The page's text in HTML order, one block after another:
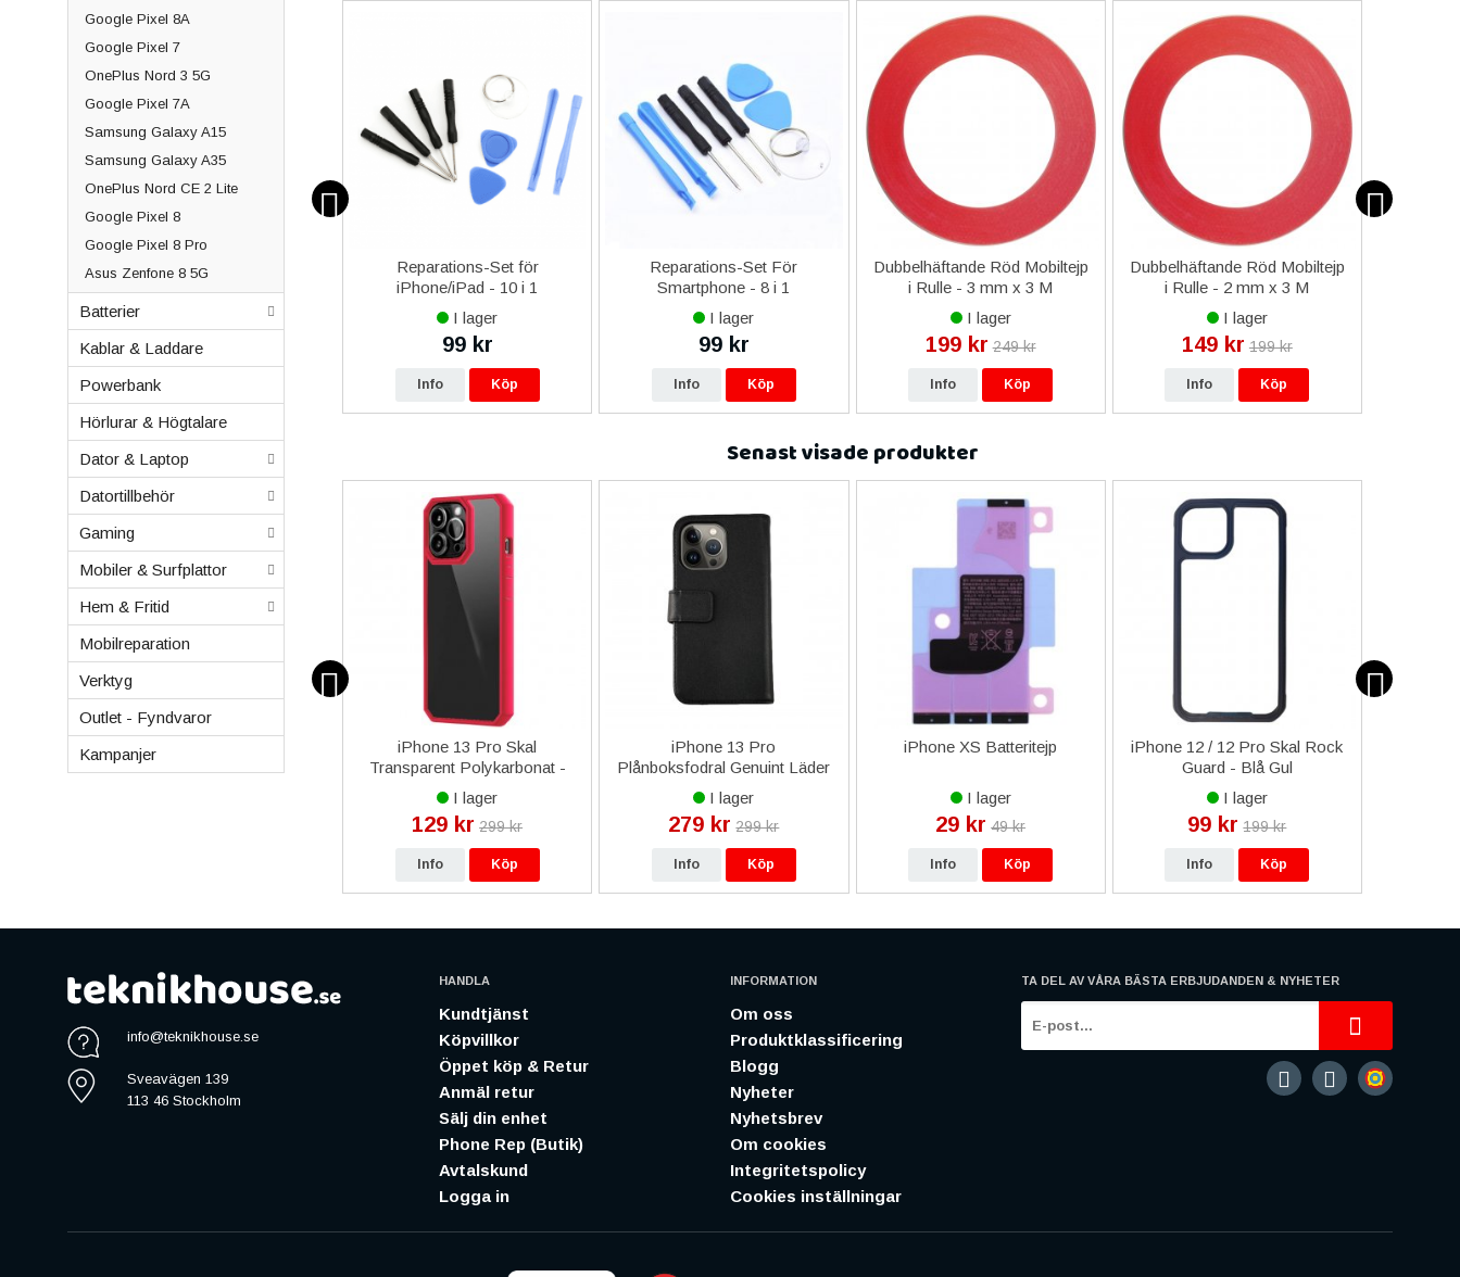
Google Pixel 8A
Google Pixel 7
OnePlus Nord 3 5G
Google Pixel 7A
Samsung Galaxy A15
Samsung Galaxy A35
OnePlus Nord CE 2 Lite
Google Pixel 8
Google Pixel 8 Pro
Asus Zenfone 8 5G
Batterier
Kablar & Laddare
Powerbank
Hörlurar & Högtalare
Dator & Laptop
Datortillbehör
Gaming
Mobiler & Surfplattor
Hem & Fritid
Mobilreparation
Verktyg
Outlet - Fyndvaror
Kampanjer
Samsung EP-TA800 25W
C kabel 1m Original - Svart
199 kr
Info
Reparations-Set för
iPhone/iPad - 10 i 1
I lager
99 kr
Info Köp
Reparations-Set För
Smartphone - 8 i 1
I lager
99 kr
Info Köp
Dubbelhäftande Röd Mobiltejp
i Rulle - 3 mm x 3 M
I lager
199 kr 249 kr
Info Köp
Dubbelhäftande Röd Mobiltejp
i Rulle - 2 mm x 3 M
I lager
149 kr 199 kr
Info Köp
Senast visade produkter
iPhone 13 Pro Original OLED
Skärm Display Glas – Svart
iPhone 13 Pro Skal
Transparent Polykarbonat -
Rosa
I lager
129 kr 299 kr
Info Köp
iPhone 13 Pro
Plånboksfodral Genuint Läder
- Svart
I lager
279 kr 299 kr
Info Köp
iPhone XS Batteritejp
I lager
29 kr 49 kr
Info Köp
iPhone 12 / 12 Pro Skal Rock
Guard - Blå Gul
I lager
99 kr 199 kr
Info Köp
info@teknikhouse.se
Sveavägen 139
113 46 Stockholm
HANDLA
Kundtjänst
Köpvillkor
Öppet köp & Retur
Anmäl retur
Sälj din enhet
Phone Rep (Butik)
Avtalskund
Logga in
INFORMATION
Om oss
Produktklassificering
Blogg
Nyheter
Nyhetsbrev
Om cookies
Integritetspolicy
Cookies inställningar
TA DEL AV VÅRA BÄSTA ERBJUDANDEN & NYHETER